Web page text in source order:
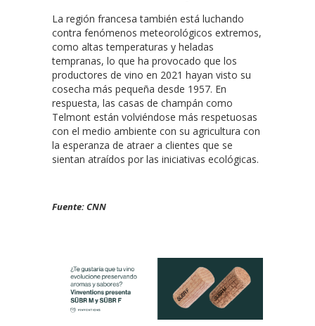
La región francesa también está luchando
contra fenómenos meteorológicos extremos,
como altas temperaturas y heladas
tempranas, lo que ha provocado que los
productores de vino en 2021 hayan visto su
cosecha más pequeña desde 1957. En
respuesta, las casas de champán como
Telmont están volviéndose más respetuosas
con el medio ambiente con su agricultura con
la esperanza de atraer a clientes que se
sientan atraídos por las iniciativas ecológicas.
Fuente: CNN